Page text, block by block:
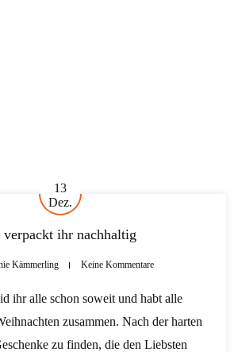
13
Dez.
verpackt ihr nachhaltig
Kämmerling Keine Kommentare
ihr alle schon soweit und habt alle
zusammen. Nach der harten
zu finden, die den Liebsten